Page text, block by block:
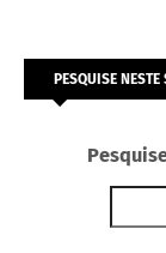
PESQUISE NESTE